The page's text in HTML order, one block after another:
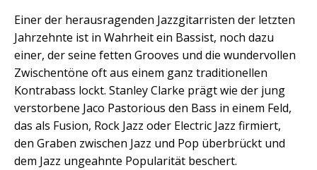
Einer der herausragenden Jazzgitarristen der letzten
Jahrzehnte ist in Wahrheit ein Bassist, noch dazu
einer, der seine fetten Grooves und die wundervollen
Zwischentöne oft aus einem ganz traditionellen
Kontrabass lockt. Stanley Clarke prägt wie der jung
verstorbene Jaco Pastorious den Bass in einem Feld,
das als Fusion, Rock Jazz oder Electric Jazz firmiert,
den Graben zwischen Jazz und Pop überbrückt und
dem Jazz ungeahnte Popularität beschert.